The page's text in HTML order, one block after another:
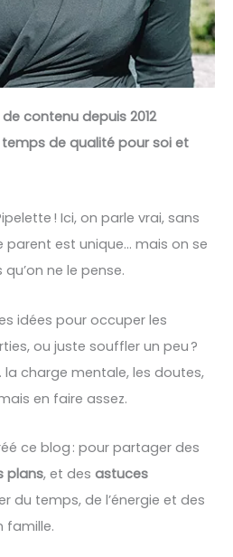
contenu depuis 2012
de qualité pour soi et
! Ici, on parle vrai, sans
parent est unique… mais on se
ne le pense.
idées pour occuper les
ou juste souffler un peu ?
la charge mentale, les doutes,
en faire assez.
ce blog : pour partager des
plans, et des astuces
du temps, de l’énergie et des
famille.